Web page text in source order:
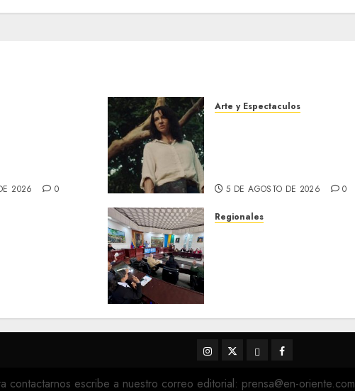
2026 0
Arte y Espectaculos
5 DE AGOSTO DE 2026 0
2026 0
Regionales
5 DE AGOSTO DE 2026 0
Instagram
TwitterThreadsFacebook
contactarnos escribe a nuestro correo editorial: prensa@en-oriente.com